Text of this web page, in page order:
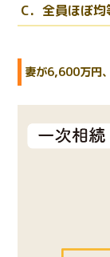
C．全員ほぼ
妻が6,600万円